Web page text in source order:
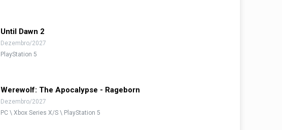
Until Dawn 2
Dezembro/2027
PlayStation 5
Werewolf: The Apocalypse - Rageborn
Dezembro/2027
PC \ Xbox Series X/S \ PlayStation 5